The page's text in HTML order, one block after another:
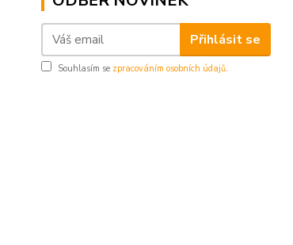
Přihlásit se
Souhlasím se zpracováním osobních údajů.